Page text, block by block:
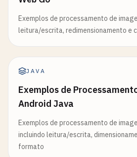
Exemplos de processamento de
leitura/escrita, redimensionamento e
JAVA
Exemplos de
Android Java
Exemplos de processamento de
incluindo leitura/escrita,
formato